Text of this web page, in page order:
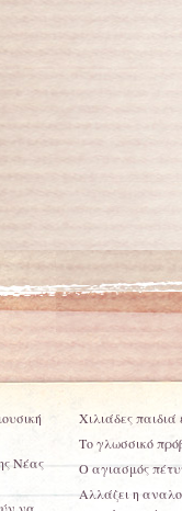
Νέας
Χιλιάδες παιδιά
Το γλωσσικό
Ο αγιασμός
Αλλάζει η